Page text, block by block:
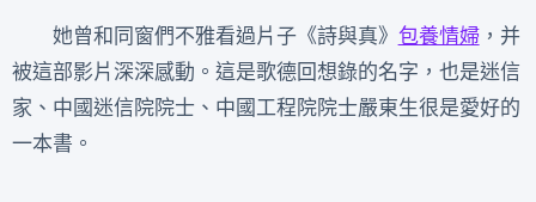
她曾和同窗們不雅看過片子《詩與真》 包養情婦，并
被這部影片深深感動。這是歌德回想錄的名字，也是迷信
家、中國迷信院院士、中國工程院院士嚴東生很是愛好的
一本書。